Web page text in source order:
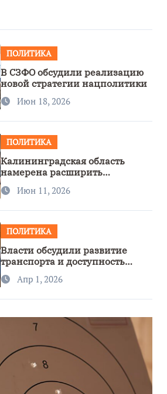
ПОЛИТИКА
В СЗФО обсудили реализацию
новой стратегии нацполитики
Июн 18, 2026
ПОЛИТИКА
Калининградская область
намерена расширить
сотрудничество с Узбекистаном
Июн 11, 2026
ПОЛИТИКА
Власти обсудили развитие
транспорта и доступность
региона
Апр 1, 2026